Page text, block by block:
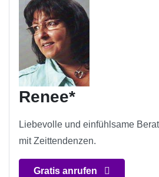
Renee*
Liebevolle und einfühlsame
mit Zeittendenzen.
Gratis anrufen